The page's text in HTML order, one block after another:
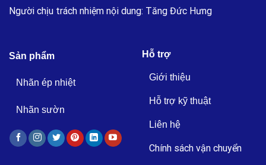
Người chịu trách nhiệm nội dung: Tăng Đức Hưng
Sản phẩm
Nhãn ép nhiệt
Nhãn sườn
Hỗ trợ
Giới thiệu
Hỗ trợ kỹ thuật
Liên hệ
Chính sách vận chuyển